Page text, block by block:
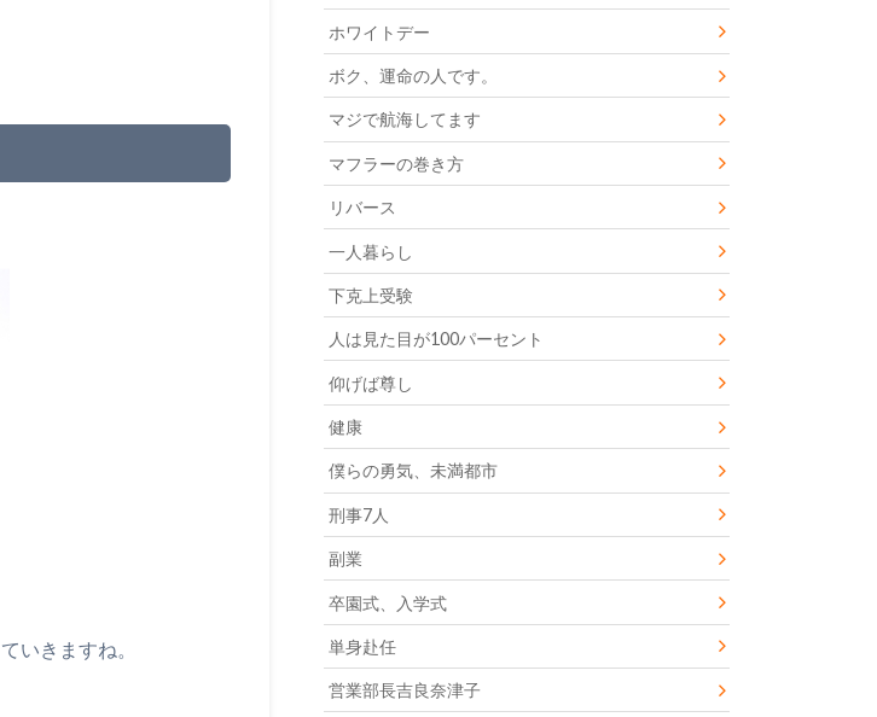
いきますね。
ホワイトデー
ボク、運命の人です。
マジで航海してます
マフラーの巻き方
リバース
一人暮らし
下克上受験
人は見た目が100パーセント
仰げば尊し
健康
僕らの勇気、未満都市
刑事7人
副業
卒園式、入学式
単身赴任
営業部長吉良奈津子